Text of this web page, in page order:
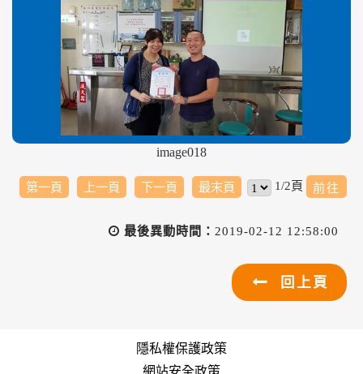
image018
第一頁 上一頁 下一頁 最末頁 1/2頁
最後異動時間： 2019-02-12 12:58:00
回上頁
隱私權保護政策
網站安全政策